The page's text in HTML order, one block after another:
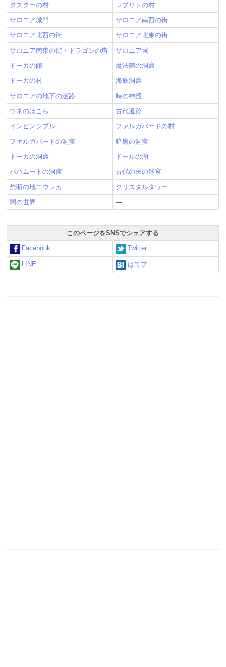
ダスターの村
レプリトの村
サロニア城門
サロニア南西の街
サロニア北西の街
サロニア北東の街
サロニア南東の街・ドラゴンの塔
サロニア城
ドーガの館
魔法陣の洞窟
ドーガの村
海底洞窟
サロニアの地下の迷路
時の神殿
ウネのほこら
古代遺跡
インビンシブル
ファルガバードの村
ファルガバードの洞窟
暗黒の洞窟
ドーガの洞窟
ドールの湖
バハムートの洞窟
古代の民の迷宮
禁断の地エウレカ
クリスタルタワー
闇の世界
---
このページをSNSでシェアする
Facebook
Twitter
LINE はてブ